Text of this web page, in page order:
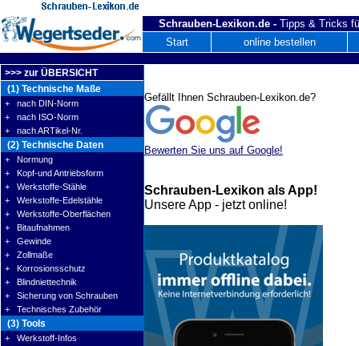
Schrauben-Lexikon.de - Tipps & Tricks
Start
online bestellen
>>> zur ÜBERSICHT
(1) Technische Maße
+ nach DIN-Norm
+ nach ISO-Norm
+ nach ARTikel-Nr.
(2) Technische Daten
+ Normung
+ Kopf-und Antriebsform
+ Werkstoffe-Stähle
+ Werkstoffe-Edelstähle
+ Werkstoffe-Oberflächen
+ Bitaufnahmen
+ Gewinde
+ Zollmaße
+ Korrosionsschutz
+ Blindniettechnik
+ Sicherung von Schrauben
+ Technisches Zubehör
(3) Tools
+ Werkstoff-Infos
Gefällt Ihnen Schrauben-Lexikon.de?
Bewerten Sie uns auf Google!
Schrauben-Lexikon als App!
Unsere App - jetzt online!